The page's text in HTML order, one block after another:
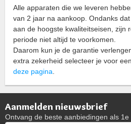
Alle apparaten die we leveren
van 2 jaar na aankoop. Ondanks
aan de hoogste kwaliteitseisen, zijn
periode niet altijd te voorkomen.
Daarom kun je de garantie
extra zekerheid selecteer je voor
deze pagina.
Aanmelden nieuwsbrief
Ontvang de beste aanbiedingen als 1e